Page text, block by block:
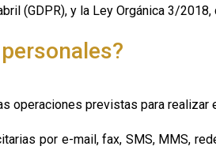
(GDPR), y la Ley Orgánica 3/2018,
operaciones previstas para realizar
por e-mail, fax, SMS, MMS,